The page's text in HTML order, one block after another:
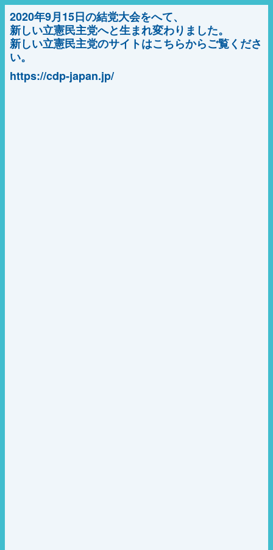
2020年9月15日の結党大会をへて、
新しい立憲民主党へと生まれ変わりました。
新しい立憲民主党のサイトはこちらからご覧くださ
い。
https://cdp-japan.jp/